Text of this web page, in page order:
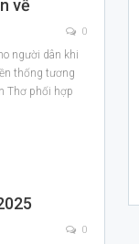
về
0
người dân khi
thống tương
Thơ phối hợp
0